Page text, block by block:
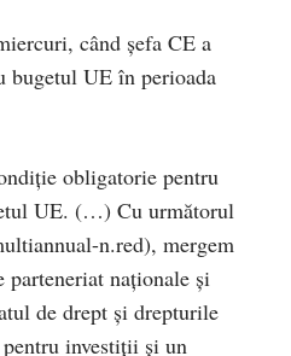
când șefa CE a
bugetul UE în perioada
obligatorie pentru
UE. (…) Cu următorul
n.red), mergem
parteneriat naționale și
de drept și drepturile
investiții și un